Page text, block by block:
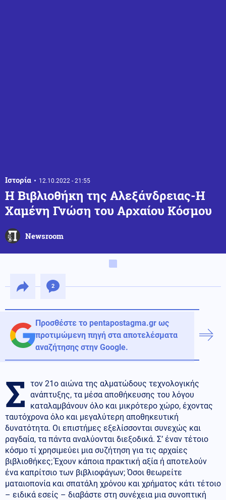
Ιστορία 12.10.2022 - 21:55
Η Βιβλιοθήκη της Αλεξάνδρειας-Η
Χαμένη Γνώση του Αρχαίου Κόσμου
Newsroom
2
Προσθέστε το pentapostagma.gr ως
προτιμώμενη πηγή στα αποτελέσματα
αναζήτησης στην Google.
Σ τον 21ο αιώνα της αλματώδους τεχνολογικής
ανάπτυξης, τα μέσα αποθήκευσης του λόγου
καταλαμβάνουν όλο και μικρότερο χώρο, έχοντας
ταυτόχρονα όλο και μεγαλύτερη αποθηκευτική
δυνατότητα. Οι επιστήμες εξελίσσονται συνεχώς και
ραγδαία, τα πάντα αναλύονται διεξοδικά. Σ’ έναν τέτοιο
κόσμο τί χρησιμεύει μια συζήτηση για τις αρχαίες
βιβλιοθήκες; Έχουν κάποια πρακτική αξία ή αποτελούν
ένα καπρίτσιο των βιβλιοφάγων; Όσοι θεωρείτε
ματαιοπονία και σπατάλη χρόνου και χρήματος κάτι τέτοιο
– ειδικά εσείς – διαβάστε στη συνέχεια μια συνοπτική